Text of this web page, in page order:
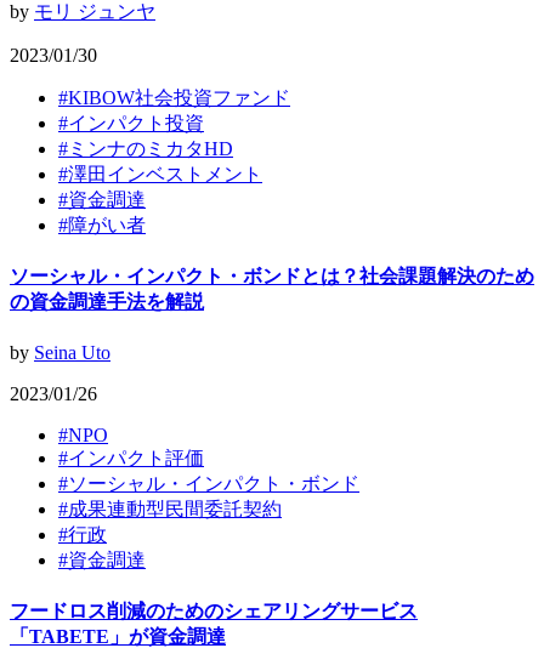
by モリ ジュンヤ
2023/01/30
#KIBOW社会投資ファンド
#インパクト投資
# ミンナのミカタHD
#澤田インベストメント
#資金調達
#障がい者
ソーシャル・インパクト・ボンドとは？社会課題解決のため
の資金調達手法を解説
by Seina Uto
2023/01/26
#NPO
#インパクト評価
#ソーシャル・インパクト・ボンド
#成果連動型民間委託契約
#行政
#資金調達
フードロス削減のためのシェアリングサービス
「TABETE」が資金調達